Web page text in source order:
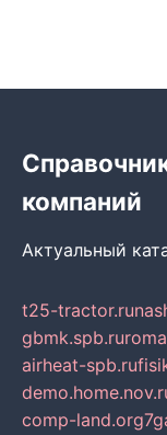
компаний
Актуальный
t25-tractor.ru
gbmk.spb.ru
airheat-spb.ru
comp-land.org